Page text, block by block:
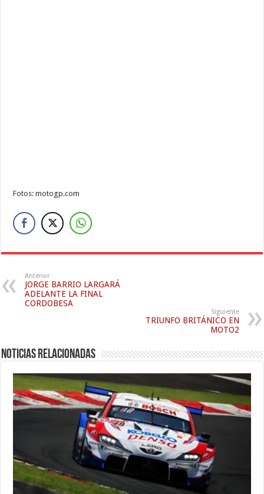
Fotos: motogp.com
Anterior
JORGE BARRIO LARGARÁ
ADELANTE LA FINAL
CORDOBESA
Siguiente
TRIUNFO BRITÁNICO EN
MOTO2
Noticias relacionadas